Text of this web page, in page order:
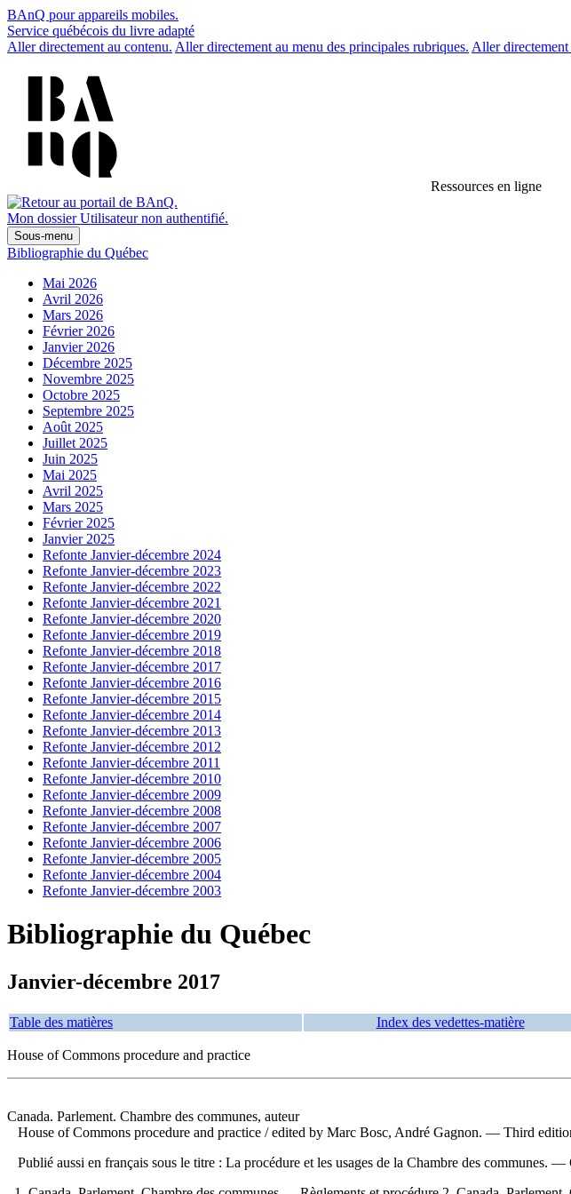
BAnQ pour appareils mobiles.
Service québécois du livre adapté
Aller directement au contenu. Aller directement au menu des principales rubriques. Aller
Ressources en ligne
Mon dossier Utilisateur non authentifié.
Sous-menu
Bibliographie du Québec
Mai 2026
Avril 2026
Mars 2026
Février 2026
Janvier 2026
Décembre 2025
Novembre 2025
Octobre 2025
Septembre 2025
Août 2025
Juillet 2025
Juin 2025
Mai 2025
Avril 2025
Mars 2025
Février 2025
Janvier 2025
Refonte Janvier-décembre 2024
Refonte Janvier-décembre 2023
Refonte Janvier-décembre 2022
Refonte Janvier-décembre 2021
Refonte Janvier-décembre 2020
Refonte Janvier-décembre 2019
Refonte Janvier-décembre 2018
Refonte Janvier-décembre 2017
Refonte Janvier-décembre 2016
Refonte Janvier-décembre 2015
Refonte Janvier-décembre 2014
Refonte Janvier-décembre 2013
Refonte Janvier-décembre 2012
Refonte Janvier-décembre 2011
Refonte Janvier-décembre 2010
Refonte Janvier-décembre 2009
Refonte Janvier-décembre 2008
Refonte Janvier-décembre 2007
Refonte Janvier-décembre 2006
Refonte Janvier-décembre 2005
Refonte Janvier-décembre 2004
Refonte Janvier-décembre 2003
Bibliographie du Québec
Janvier-décembre 2017
Table des matières Index des vedettes-matière
House of Commons procedure and practice
Canada. Parlement. Chambre des communes, auteur
House of Commons procedure and practice / edited by Marc Bosc, André Gagnon. — Third
Publié aussi en français sous le titre : La procédure et les usages de la Chambre des communes.